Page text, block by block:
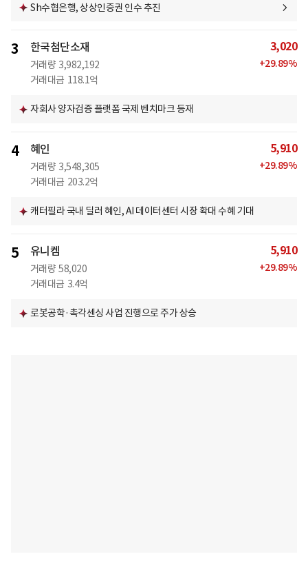
Sh수협은행, 상상인증권 인수 추진
3 한국첨단소재
거래량 3,982,192
거래대금 118.1억
3,020
+29.89%
자회사 양자검증 플랫폼 국제 벤치마크 등재
4 혜인
거래량 3,548,305
거래대금 203.2억
5,910
+29.89%
캐터필라 국내 딜러 혜인, AI 데이터센터 시장 확대 수혜 기대
5 유니켐
거래량 58,020
거래대금 3.4억
5,910
+29.89%
로봇공학·촉각센싱 사업 진행으로 주가 상승